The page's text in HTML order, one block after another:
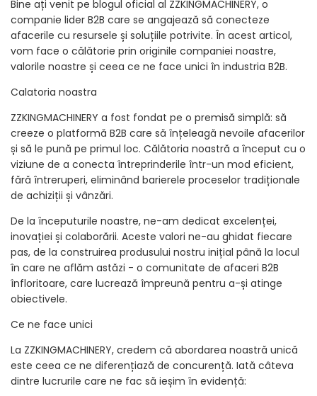
Bine ați venit pe blogul oficial al ZZKINGMACHINERY, o
companie lider B2B care se angajează să conecteze
afacerile cu resursele și soluțiile potrivite. În acest articol,
vom face o călătorie prin originile companiei noastre,
valorile noastre și ceea ce ne face unici în industria B2B.
Calatoria noastra
ZZKINGMACHINERY a fost fondat pe o premisă simplă: să
creeze o platformă B2B care să înțeleagă nevoile afacerilor
și să le pună pe primul loc. Călătoria noastră a început cu o
viziune de a conecta întreprinderile într-un mod eficient,
fără întreruperi, eliminând barierele proceselor tradiționale
de achiziții și vânzări.
De la începuturile noastre, ne-am dedicat excelenței,
inovației și colaborării. Aceste valori ne-au ghidat fiecare
pas, de la construirea produsului nostru inițial până la locul
în care ne aflăm astăzi - o comunitate de afaceri B2B
înfloritoare, care lucrează împreună pentru a-și atinge
obiectivele.
Ce ne face unici
La ZZKINGMACHINERY, credem că abordarea noastră unică
este ceea ce ne diferențiază de concurență. Iată câteva
dintre lucrurile care ne fac să ieșim în evidență: